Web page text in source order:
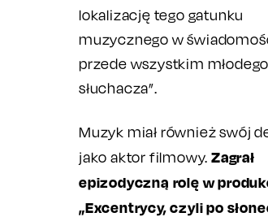
lokalizację tego gatunku
muzycznego w
przede wszystkim młodego
słuchacza”.
Muzyk miał również swój
jako aktor filmowy.Zagrał
epizodyczną rolę w
„Excentrycy, czyli po